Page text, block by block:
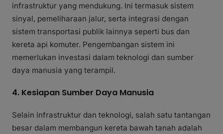
infrastruktur yang mendukung. Ini termasuk sistem
sinyal, pemeliharaan jalur, serta integrasi dengan
sistem transportasi publik lainnya seperti bus dan
kereta api komuter. Pengembangan sistem ini
memerlukan investasi dalam teknologi dan sumber
daya manusia yang terampil.
4. Kesiapan Sumber Daya Manusia
Selain infrastruktur dan teknologi, salah satu tantangan
besar dalam membangun kereta bawah tanah adalah